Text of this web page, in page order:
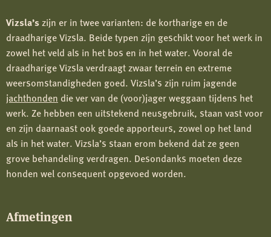
Vizsla’szijn er in twee varianten: de kortharige en de
draadharige Vizsla. Beide typen zijn geschikt voor het werk in
zowel het veld als in het bos en in het water. Vooral de
draadharige Vizsla verdraagt zwaar terrein en extreme
weersomstandigheden goed. Vizsla’s zijn ruim jagende
jachthonden die ver van de (voor)jager weggaan tijdens het
werk. Ze hebben een uitstekend neusgebruik, staan vast voor
en zijn daarnaast ook goede apporteurs, zowel op het land
als in het water. Vizsla’s staan erom bekend dat ze geen
grove behandeling verdragen. Desondanks moeten deze
honden wel consequent opgevoed worden.
Afmetingen